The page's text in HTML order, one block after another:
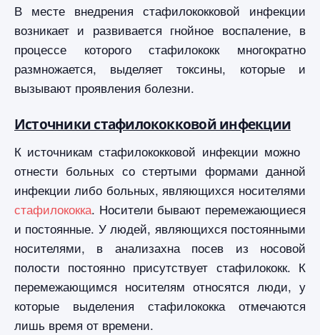
В месте внедрения стафилококковой инфекции
возникает и развивается гнойное воспаление, в
процессе которого стафилококк многократно
размножается, выделяет токсины, которые и
вызывают проявления болезни.
Источники стафилококковой инфекции
К источникам стафилококковой инфекции можно
отнести больных со стертыми формами данной
инфекции либо больных, являющихся носителями
стафилококка. Носители бывают перемежающиеся
и постоянные. У людей, являющихся постоянными
носителями, в анализахна посев из носовой
полости постоянно присутствует стафилококк. К
перемежающимся носителям относятся люди, у
которые выделения стафилококка отмечаются
лишь время от времени.